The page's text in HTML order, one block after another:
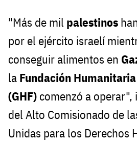
"Más de mil palestinos
por el ejército israelí
conseguir alimentos en
la Fundación
(GHF) comenzó a operar",
del Alto Comisionado de
Unidas para los Derechos